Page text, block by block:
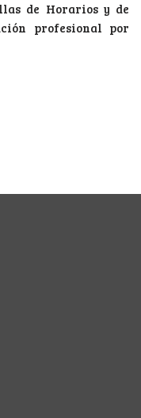
de Horarios y de
profesional por